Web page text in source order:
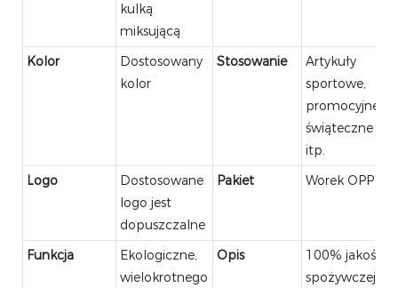
kulką
miksującą
Kolor
Dostosowany
kolor
Stosowanie
Artykuły
sportowe,
promocyjne,
świąteczne
itp.
Logo
Dostosowane
logo jest
dopuszczalne
Pakiet Worek OPP
Funkcja
Ekologiczne,
wielokrotnego
Opis
100% jakości
spożywczej